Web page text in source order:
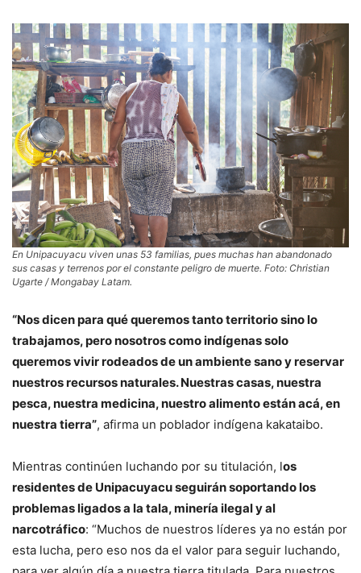
En Unipacuyacu viven unas 53 familias, pues muchas han abandonado
sus casas y terrenos por el constante peligro de muerte. Foto: Christian
Ugarte / Mongabay Latam.
“Nos dicen para qué queremos tanto territorio sino lo
trabajamos, pero nosotros como indígenas solo
queremos vivir rodeados de un ambiente sano y reservar
nuestros recursos naturales. Nuestras casas, nuestra
pesca, nuestra medicina, nuestro alimento están acá, en
nuestra tierra”, afirma un poblador indígena kakataibo.
Mientras continúen luchando por su titulación, los
residentes de Unipacuyacu seguirán soportando los
problemas ligados a la tala, minería ilegal y al
narcotráfico: “Muchos de nuestros líderes ya no están por
esta lucha, pero eso nos da el valor para seguir luchando,